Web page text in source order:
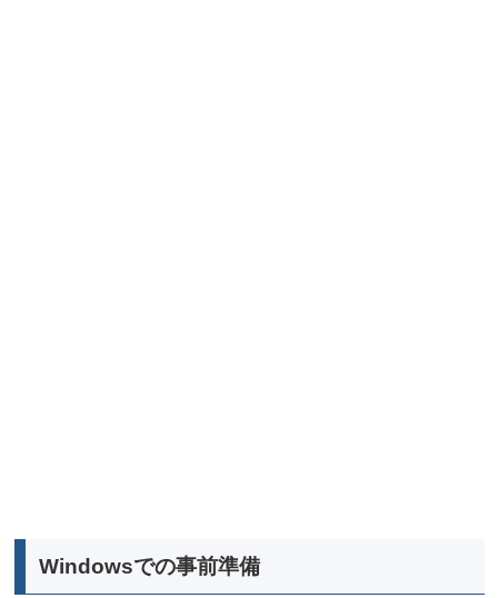
Windowsでの事前準備